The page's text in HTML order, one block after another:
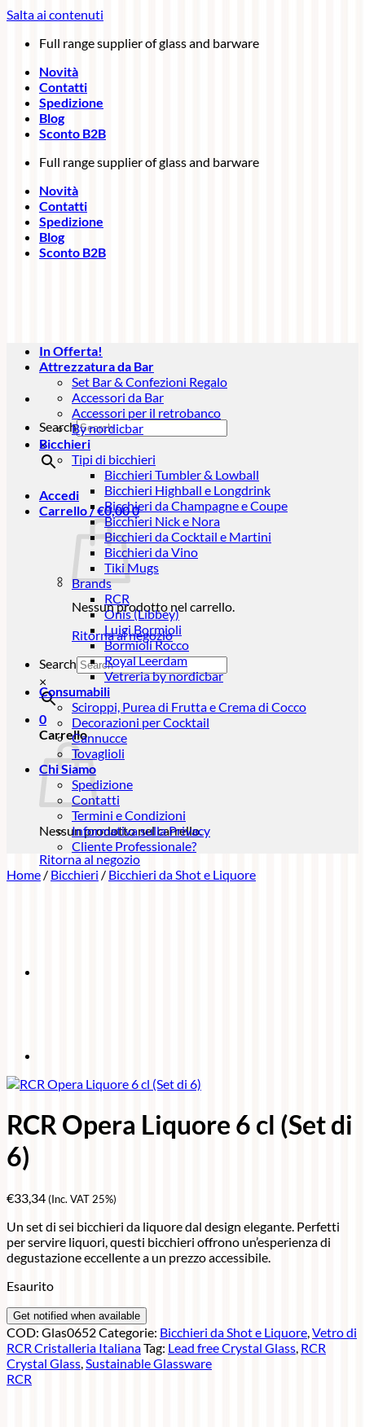
Salta ai contenuti
Full range supplier of glass and barware
Novità
Contatti
Spedizione
Blog
Sconto B2B
Full range supplier of glass and barware
Novità
Contatti
Spedizione
Blog
Sconto B2B
Search
×
Accedi
Carrello /€0,000
Nessun prodotto nel carrello.
Ritorna al negozio
Search
×
0
Carrello
Nessun prodotto nel carrello.
Ritorna al negozio
In Offerta!
Attrezzatura da Bar
Set Bar & Confezioni Regalo
Accessori da Bar
Accessori per il retrobanco
By nordicbar
Bicchieri
Tipi di bicchieri
Bicchieri Tumbler & Lowball
Bicchieri Highball e Longdrink
Bicchieri da Champagne e Coupe
Bicchieri Nick e Nora
Bicchieri da Cocktail e Martini
Bicchieri da Vino
Tiki Mugs
Brands
RCR
Onis (Libbey)
Luigi Bormioli
Bormioli Rocco
Royal Leerdam
Vetreria by nordicbar
Consumabili
Sciroppi, Purea di Frutta e Crema di Cocco
Decorazioni per Cocktail
Cannucce
Tovaglioli
Chi Siamo
Spedizione
Contatti
Termini e Condizioni
Informativa sulla Privacy
Cliente Professionale?
Home / Bicchieri / Bicchieri da Shot e Liquore
RCR Opera Liquore 6 cl (Set di
6)
€33,34(Inc. VAT 25%)
Un set di sei bicchieri da liquore dal design elegante. Perfetti
per servire liquori, questi bicchieri offrono un’esperienza di
degustazione eccellente a un prezzo accessibile.
Esaurito
COD: Glas0652Categorie: Bicchieri da Shot e Liquore,Vetro di
RCR Cristalleria ItalianaTag: Lead free Crystal Glass, RCR
Crystal Glass,Sustainable Glassware
RCR